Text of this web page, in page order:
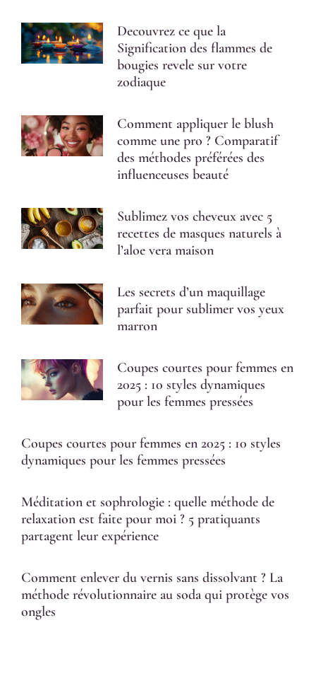
Decouvrez ce que la
Signification des flammes de
bougies revele sur votre
zodiaque
Comment appliquer le blush
comme une pro ? Comparatif
des méthodes préférées des
influenceuses beauté
Sublimez vos cheveux avec 5
recettes de masques naturels à
l’aloe vera maison
Les secrets d’un maquillage
parfait pour sublimer vos yeux
marron
Coupes courtes pour femmes en
2025 : 10 styles dynamiques
pour les femmes pressées
Coupes courtes pour femmes en 2025 : 10 styles
dynamiques pour les femmes pressées
Méditation et sophrologie : quelle méthode de
relaxation est faite pour moi ? 5 pratiquants
partagent leur expérience
Comment enlever du vernis sans dissolvant ? La
méthode révolutionnaire au soda qui protège vos
ongles